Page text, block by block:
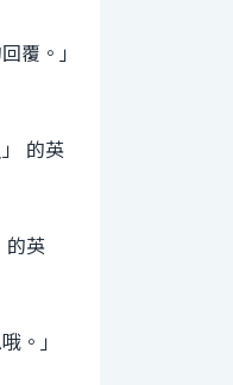
覆。」
的英
的英
。」